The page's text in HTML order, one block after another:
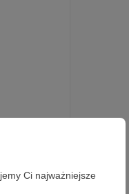
Ci najważniejsze
którą